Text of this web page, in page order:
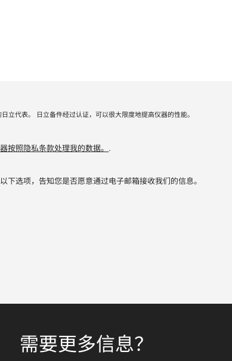
立代表。 日立备件经过认证，可以很大限度地提高仪器的性能。
按照隐私条款处理我的数据。 .
下选项，告知您是否愿意通过电子邮箱接收我们的信息。
需要更多信息？